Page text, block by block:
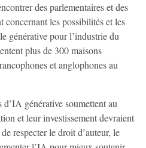
des parlementaires et des
concernant les possibilités et les
générative pour l’industrie du
plus de 300 maisons
et anglophones au
générative soumettent au
et leur investissement devraient
respecter le droit d’auteur, le